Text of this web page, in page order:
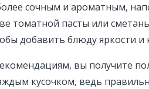
сочным и ароматным,
томатной пасты или
добавить блюду яркости
вы получите
кусочком, ведь